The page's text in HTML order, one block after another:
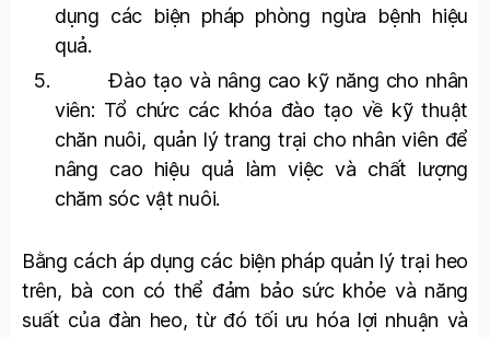
dụng các biện pháp phòng ngừa bệnh hiệu
quả.
Đào tạo và nâng cao kỹ năng cho nhân
viên: Tổ chức các khóa đào tạo về kỹ thuật
chăn nuôi, quản lý trang trại cho nhân viên để
nâng cao hiệu quả làm việc và chất lượng
chăm sóc vật nuôi.
Bằng cách áp dụng các biện pháp quản lý trại heo
trên, bà con có thể đảm bảo sức khỏe và năng
suất của đàn heo, từ đó tối ưu hóa lợi nhuận và